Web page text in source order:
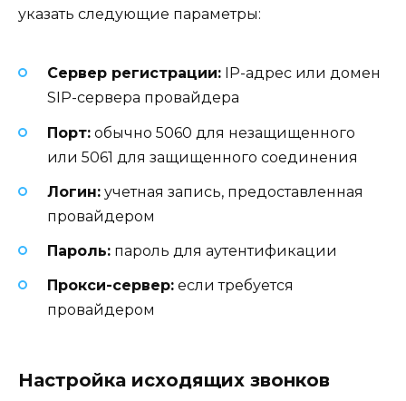
указать следующие параметры:
Сервер регистрации: IP-адрес или домен
SIP-сервера провайдера
Порт: обычно 5060 для незащищенного
или 5061 для защищенного соединения
Логин: учетная запись, предоставленная
провайдером
Пароль: пароль для аутентификации
Прокси-сервер: если требуется
провайдером
Настройка исходящих звонков